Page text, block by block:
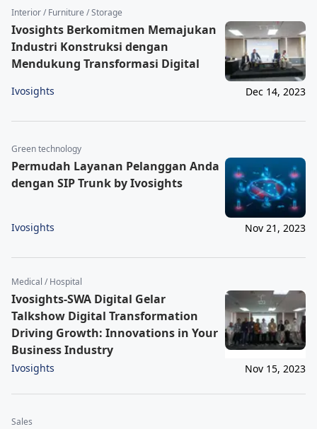
Interior / Furniture / Storage
Ivosights Berkomitmen Memajukan
Industri Konstruksi dengan
Mendukung Transformasi Digital
Ivosights Dec 14, 2023
Green technology
Permudah Layanan Pelanggan Anda
dengan SIP Trunk by Ivosights
Ivosights Nov 21, 2023
Medical / Hospital
Ivosights-SWA Digital Gelar
Talkshow Digital Transformation
Driving Growth: Innovations in Your
Business Industry
Ivosights Nov 15, 2023
Sales